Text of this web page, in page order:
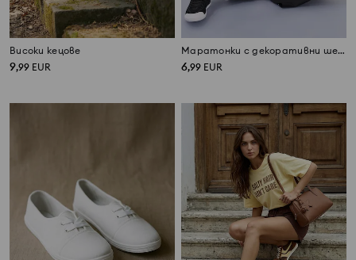
Високи кецове
9,99 EUR
Маратонки с декоративни шевове
6,99 EUR